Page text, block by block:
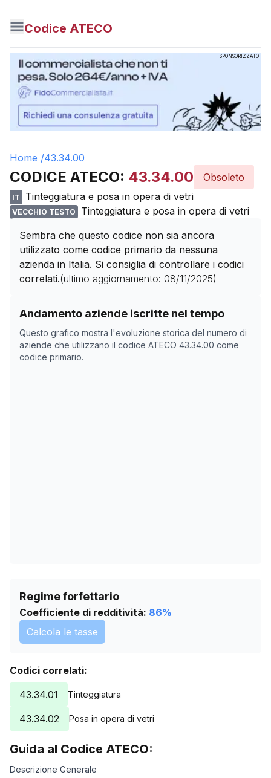
Codice ATECO
SPONSORIZZATO
Home /43.34.00
CODICE ATECO: 43.34.00 Obsoleto
IT Tinteggiatura e posa in opera di vetri
VECCHIO TESTO
Tinteggiatura e posa in opera di vetri
Sembra che questo codice non sia ancora
utilizzato come codice primario da nessuna
azienda in Italia. Si consiglia di controllare i codici
correlati.(ultimo aggiornamento: 08/11/2025)
Andamento aziende iscritte nel tempo
Questo grafico mostra l'evoluzione storica del numero di
aziende che utilizzano il codice ATECO 43.34.00 come
codice primario.
Storico numero di aziende con codice ATECO
Data rilevazione
06/04/2025
0
22/05/2025
Regime forfettario
Coefficiente di redditività: 86%
Calcola le tasse
Codici correlati:
43.34.01
Tinteggiatura
43.34.02 Posa in opera di vetri
Guida al Codice ATECO:
Descrizione Generale